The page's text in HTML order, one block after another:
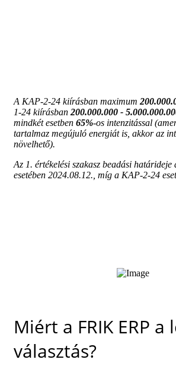
A KAP-2-24 kiírásban maximum
1-24 kiírásban 200.000.000 -
mindkét esetben 65%-os intenzitással
tartalmaz megújuló energiát is, akkor az
növelhető).
Az 1. értékelési szakasz beadási
esetében 2024.08.12., míg a KAP-2-24
Miért a FRIK ERP a
választás?